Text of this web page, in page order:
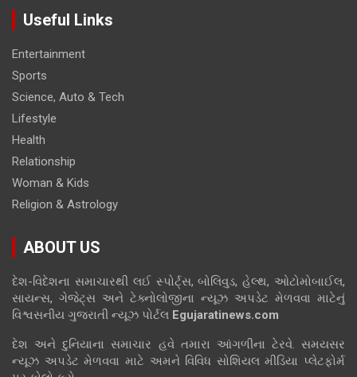
Useful Links
Entertainment
Sports
Science, Auto & Tech
Lifestyle
Health
Relationship
Woman & Kids
Religion & Astrology
ABOUT US
દેશ-વિદેશના સમાચારથી લઈ સ્પોર્ટ્સ, બોલિવુડ, હેલ્થ, ઓટોમોબાઈલ,
સાયન્સ, ગેજેટ્સ અને ટેક્નોલોજીના ન્યૂઝ અપડેટ મેળવવા માટેનું
વિશ્વસનીય ગુજરાતી ન્યૂઝ પોર્ટલ Egujaratinews.com
દેશ અને દુનિયાના સમાચાર હવે તમારા આંગળીના ટેરવે. સમયસર
ન્યૂઝ અપડેટ મેળવવા માટે અમને વિવિધ સોશિયલ મીડિયા પ્લેટફોર્મ